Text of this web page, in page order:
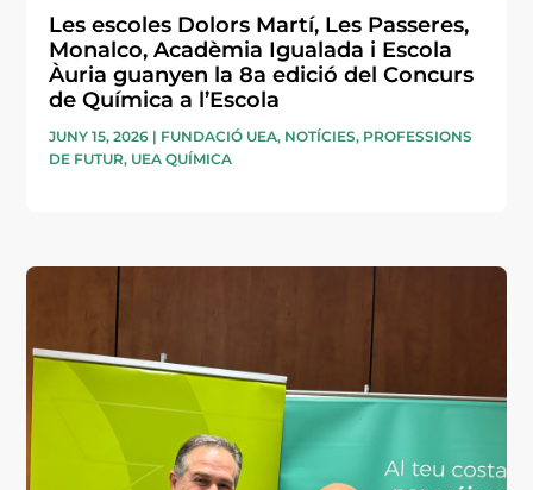
Les escoles Dolors Martí, Les Passeres,
Monalco, Acadèmia Igualada i Escola
Àuria guanyen la 8a edició del Concurs
de Química a l’Escola
JUNY 15, 2026 | FUNDACIÓ UEA, NOTÍCIES, PROFESSIONS
DE FUTUR, UEA QUÍMICA